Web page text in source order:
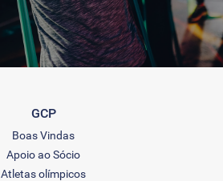
GCP
Boas Vindas
Apoio ao Sócio
Atletas olímpicos